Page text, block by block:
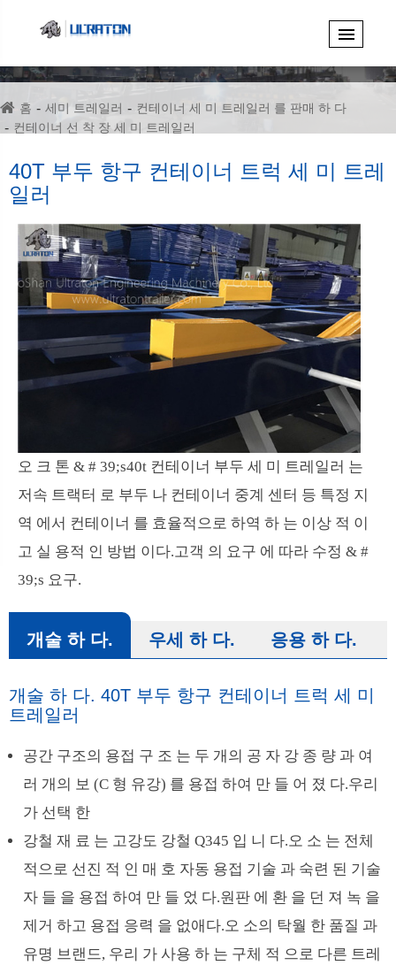
홈 세미 트레일러
컨테이너 세 미 트레일러 를 판매 하 다
컨테이너 선 착 장 세 미 트레일러
40T 부두 항구 컨테이너 트럭 세 미 트레
일러
오 크 톤 & # 39;s40t 컨테이너 부두 세 미 트레일러 는
저속 트랙터 로 부두 나 컨테이너 중계 센터 등 특정 지
역 에서 컨테이너 를 효율적으로 하역 하 는 이상 적 이
고 실 용적 인 방법 이다.고객 의 요구 에 따라 수정 & #
39;s 요구.
개술 하 다. 우세 하 다. 응용 하 다.
개술 하 다. 40T 부두 항구 컨테이너 트럭 세 미
트레일러
공간 구조의 용접 구 조 는 두 개의 공 자 강 종 량 과 여
러 개의 보 (C 형 유강) 를 용접 하여 만 들 어 졌 다.우리
가 선택 한
강철 재 료 는 고강도 강철 Q345 입 니 다.오 소 는 전체
적으로 선진 적 인 매 호 자동 용접 기술 과 숙련 된 기술
자 들 을 용접 하여 만 들 었 다.원판 에 환 을 던 져 녹 을
제거 하고 용접 응력 을 없애다.오 소의 탁월 한 품질 과
유명 브랜드, 우리 가 사용 하 는 구체 적 으로 다른 트레